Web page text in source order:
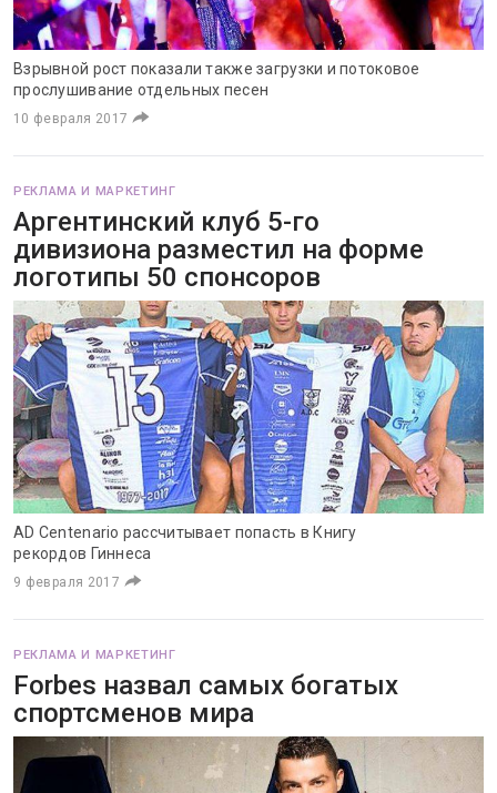
Взрывной рост показали также загрузки и потоковое
прослушивание отдельных песен
10 февраля 2017
РЕКЛАМА И МАРКЕТИНГ
Аргентинский клуб 5-го
дивизиона разместил на форме
логотипы 50 спонсоров
AD Centenario рассчитывает попасть в Книгу
рекордов Гиннеса
9 февраля 2017
РЕКЛАМА И МАРКЕТИНГ
Forbes назвал самых богатых
спортсменов мира